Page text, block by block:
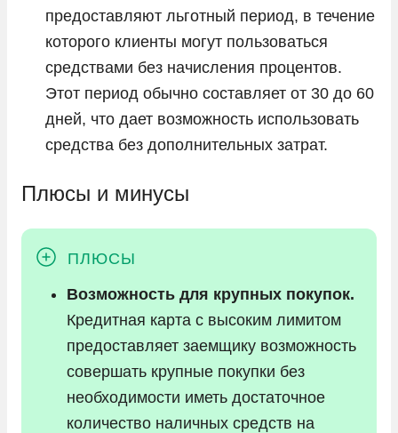
предоставляют льготный период, в течение
которого клиенты могут пользоваться
средствами без начисления процентов.
Этот период обычно составляет от 30 до 60
дней, что дает возможность использовать
средства без дополнительных затрат.
Плюсы и минусы
Возможность для крупных покупок.
Кредитная карта с высоким лимитом
предоставляет заемщику возможность
совершать крупные покупки без
необходимости иметь достаточное
количество наличных средств на